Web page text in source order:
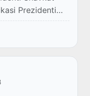
Prezidenti
vositalari